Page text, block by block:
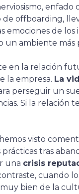
offboarding,
emociones de
un ambiente más
en la relación
la empresa. La
perseguir un
Si la relación
visto
tras
una crisis
cuando
bien de la